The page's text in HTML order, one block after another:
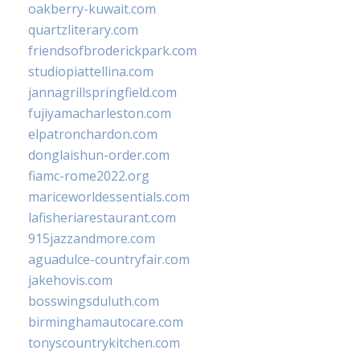
oakberry-kuwait.com
quartzliterary.com
friendsofbroderickpark.com
studiopiattellina.com
jannagrillspringfield.com
fujiyamacharleston.com
elpatronchardon.com
donglaishun-order.com
fiamc-rome2022.org
mariceworldessentials.com
lafisheriarestaurant.com
915jazzandmore.com
aguadulce-countryfair.com
jakehovis.com
bosswingsduluth.com
birminghamautocare.com
tonyscountrykitchen.com